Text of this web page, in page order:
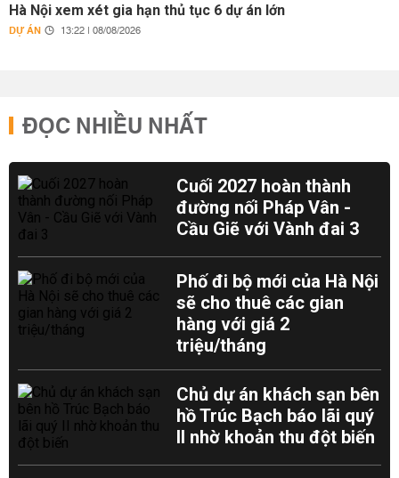
Hà Nội xem xét gia hạn thủ tục 6 dự án lớn
DỰ ÁN 13:22 | 08/08/2026
ĐỌC NHIỀU NHẤT
Cuối 2027 hoàn thành
đường nối Pháp Vân -
Cầu Giẽ với Vành đai 3
Phố đi bộ mới của Hà Nội
sẽ cho thuê các gian
hàng với giá 2
triệu/tháng
Chủ dự án khách sạn bên
hồ Trúc Bạch báo lãi quý
II nhờ khoản thu đột biến